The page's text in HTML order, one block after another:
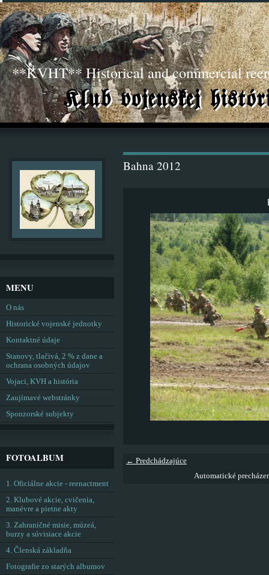
**KVHT** Historical and commercial
Bahna 2012
← Predchádzajúce
Automatické
MENU
O nás
Historické vojenské jednotky
Kontaktné údaje
Stanovy, tlačivá, 2 % z dane a
ochrana osobných údajov
Vojaci, KVH a história
Zaujímavé webstránky
Sponzorské subjekty
FOTOALBUM
1. Oficiálne akcie - reenactment
2. Klubové akcie, cvičenia,
manévre a pietne akty
3. Zahraničné misie, múzeá,
burzy a súvisiace akcie
4. Členská základňa
Fotografie zo starých albumov